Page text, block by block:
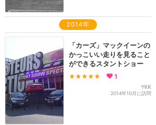
2014年
「カーズ」マックイーンの
かっこいい走りを見ること
ができるスタントショー
★★★★★ 1
YKK
2014年10月に訪問